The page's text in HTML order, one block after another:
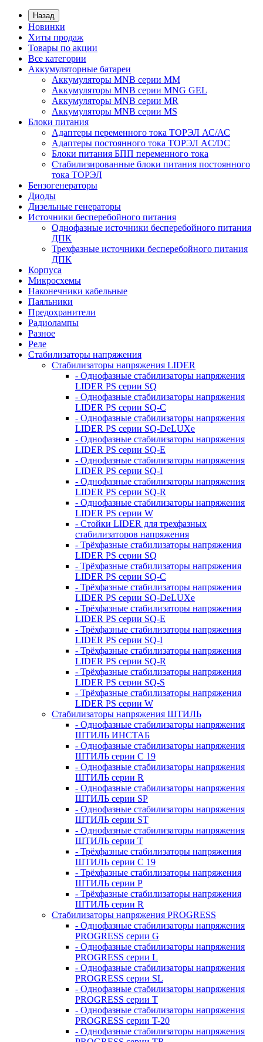
Назад
Новинки
Хиты продаж
Товары по акции
Все категории
Аккумуляторные батареи
Аккумуляторы MNB серии MM
Аккумуляторы MNB серии MNG GEL
Аккумуляторы MNB серии MR
Аккумуляторы MNB серии MS
Блоки питания
Адаптеры переменного тока ТОРЭЛ АС/АС
Адаптеры постоянного тока ТОРЭЛ AC/DC
Блоки питания БПП переменного тока
Стабилизированные блоки питания постоянного
тока ТОРЭЛ
Бензогенераторы
Диоды
Дизельные генераторы
Источники бесперебойного питания
Однофазные источники бесперебойного питания
ДПК
Трехфазные источники бесперебойного питания
ДПК
Корпуса
Микросхемы
Наконечники кабельные
Паяльники
Предохранители
Радиолампы
Разное
Реле
Стабилизаторы напряжения
Стабилизаторы напряжения LIDER
- Однофазные стабилизаторы напряжения
LIDER PS серии SQ
- Однофазные стабилизаторы напряжения
LIDER PS серии SQ-C
- Однофазные стабилизаторы напряжения
LIDER PS серии SQ-DeLUXe
- Однофазные стабилизаторы напряжения
LIDER PS серии SQ-E
- Однофазные стабилизаторы напряжения
LIDER PS серии SQ-I
- Однофазные стабилизаторы напряжения
LIDER PS серии SQ-R
- Однофазные стабилизаторы напряжения
LIDER PS серии W
- Стойки LIDER для трехфазных
стабилизаторов напряжения
- Трёхфазные стабилизаторы напряжения
LIDER PS серии SQ
- Трёхфазные стабилизаторы напряжения
LIDER PS серии SQ-C
- Трёхфазные стабилизаторы напряжения
LIDER PS серии SQ-DeLUXe
- Трёхфазные стабилизаторы напряжения
LIDER PS серии SQ-E
- Трёхфазные стабилизаторы напряжения
LIDER PS серии SQ-I
- Трёхфазные стабилизаторы напряжения
LIDER PS серии SQ-R
- Трёхфазные стабилизаторы напряжения
LIDER PS серии SQ-S
- Трёхфазные стабилизаторы напряжения
LIDER PS серии W
Стабилизаторы напряжения ШТИЛЬ
- Однофазные стабилизаторы напряжения
ШТИЛЬ ИНСТАБ
- Однофазные стабилизаторы напряжения
ШТИЛЬ серии C 19
- Однофазные стабилизаторы напряжения
ШТИЛЬ серии R
- Однофазные стабилизаторы напряжения
ШТИЛЬ серии SP
- Однофазные стабилизаторы напряжения
ШТИЛЬ серии ST
- Однофазные стабилизаторы напряжения
ШТИЛЬ серии T
- Трёхфазные стабилизаторы напряжения
ШТИЛЬ серии C 19
- Трёхфазные стабилизаторы напряжения
ШТИЛЬ серии P
- Трёхфазные стабилизаторы напряжения
ШТИЛЬ серии R
Стабилизаторы напряжения PROGRESS
- Однофазные стабилизаторы напряжения
PROGRESS серии G
- Однофазные стабилизаторы напряжения
PROGRESS серии L
- Однофазные стабилизаторы напряжения
PROGRESS серии SL
- Однофазные стабилизаторы напряжения
PROGRESS серии T
- Однофазные стабилизаторы напряжения
PROGRESS серии T-20
- Однофазные стабилизаторы напряжения